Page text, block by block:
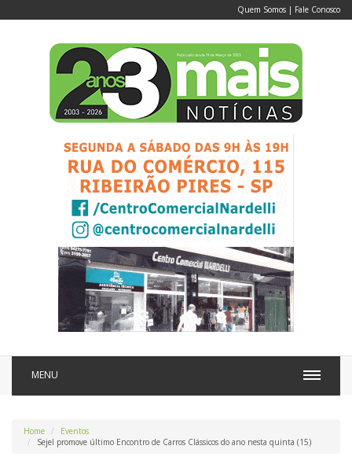
Quem Somos | Fale Conosco
MENU
Home
Eventos
Sejel promove último Encontro de Carros Clássicos do ano nesta quinta (15)